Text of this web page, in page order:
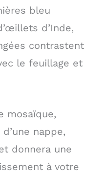
bleu
d’Inde,
contrastent
le feuillage et
mosaïque,
nappe,
donnera une
à votre